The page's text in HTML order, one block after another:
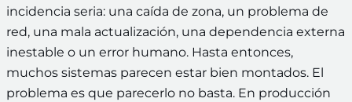
incidencia seria: una caída de zona, un problema de
red, una mala actualización, una dependencia externa
inestable o un error humano. Hasta entonces,
muchos sistemas parecen estar bien montados. El
problema es que parecerlo no basta. En producción